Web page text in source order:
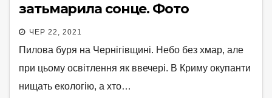
затьмарила сонце. Фото
ЧЕР 22, 2021
Пилова буря на Чернігівщині. Небо без хмар, але
при цьому освітлення як ввечері. В Криму окупанти
нищать екологію, а хто…